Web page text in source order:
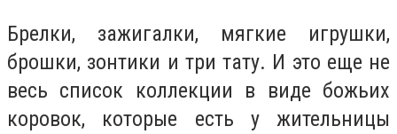
Брелки, зажигалки, мягкие игрушки,
брошки, зонтики и три тату. И это еще не
весь список коллекции в виде божьих
коровок, которые есть у жительницы